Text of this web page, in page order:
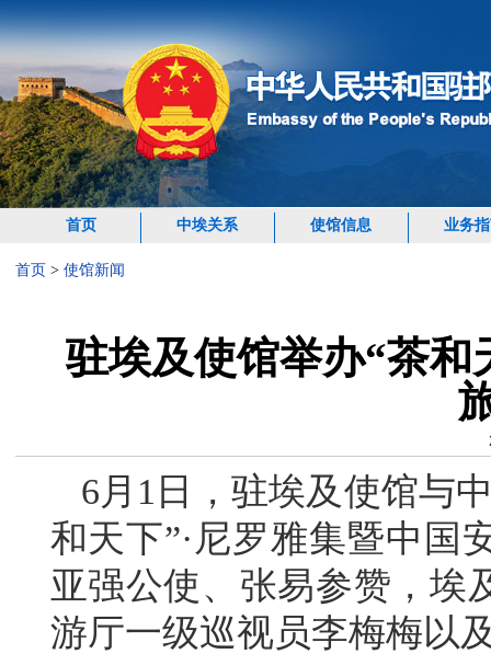
首页 中埃关系 使馆信息 业务
首页 > 使馆新闻
驻埃及使馆举办“茶和
6月1日，驻埃及使馆与
和天下”·尼罗雅集暨中国
亚强公使、张易参赞，埃
游厅一级巡视员李梅梅以